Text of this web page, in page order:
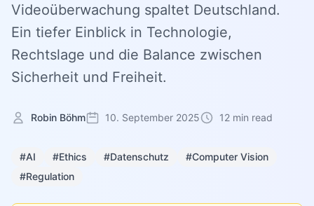
Videoüberwachung spaltet Deutschland.
Ein tiefer Einblick in Technologie,
Rechtslage und die Balance zwischen
Sicherheit und Freiheit.
Robin Böhm 10. September 2025 12 min read
#AI #Ethics #Datenschutz
#Computer Vision
#Regulation